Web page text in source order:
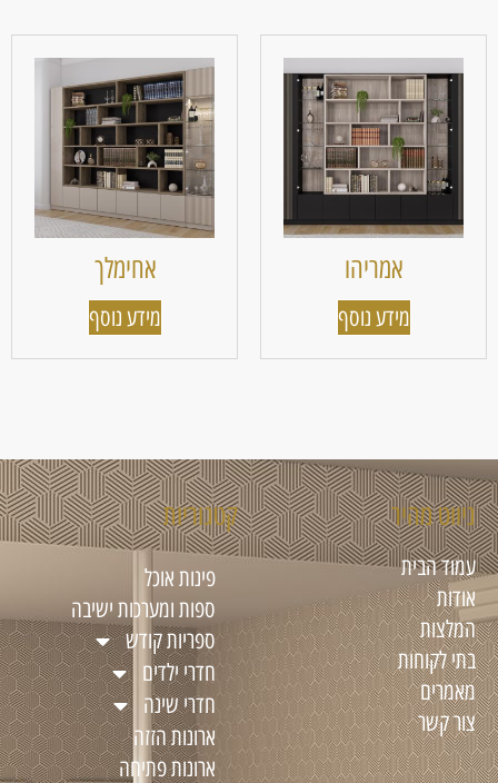
אמריהו
מידע נוסף
אחימלך
מידע נוסף
ניווט מהיר
עמוד הבית
אודות
המלצות
בתי לקוחות
מאמרים
צור קשר
קטגוריות
פינות אוכל
ספות ומערכות ישיבה
ספריות קודש
חדרי ילדים
חדרי שינה
ארונות הזזה
ארונות פתיחה